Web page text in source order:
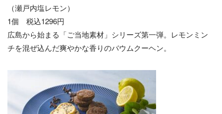
（瀬戸内塩レモン）
1個 税込1296円
広島から始まる「ご当地素材」シリーズ第一弾。レモンミン
チを混ぜ込んだ爽やかな香りのバウムクーヘン。